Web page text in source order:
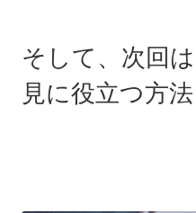
そして、次回
見に役立つ方